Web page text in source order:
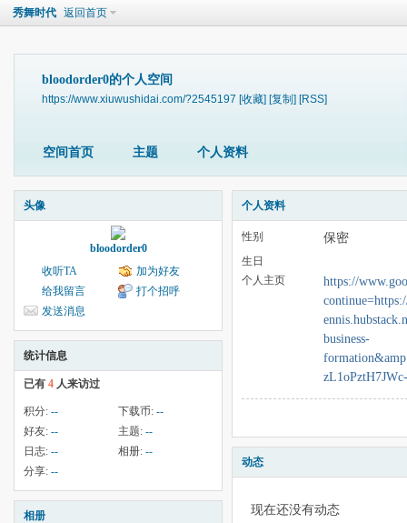
秀舞时代 返回首页
bloodorder0的个人空间
https://www.xiuwushidai.com/?2545197 [收藏] [复制] [RSS]
空间首页 主题 个人资料
头像
bloodorder0
收听TA
加为好友
给我留言
打个招呼
发送消息
统计信息
已有 4 人来访过
积分: -- 下载币: --
好友: -- 主题: --
日志: -- 相册: --
分享: --
相册
个人资料
性别 保密
生日
个人主页
https://
business-
动态
现在还没有动态